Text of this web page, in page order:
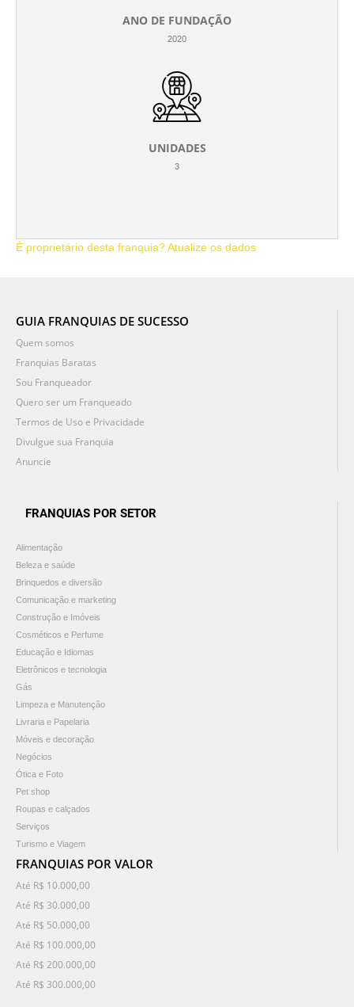
ANO DE FUNDAÇÃO
2020
UNIDADES
3
É proprietário desta franquia? Atualize os dados
GUIA FRANQUIAS DE SUCESSO
Quem somos
Franquias Baratas
Sou Franqueador
Quero ser um Franqueado
Termos de Uso e Privacidade
Divulgue sua Franquia
Anuncie
FRANQUIAS POR SETOR
Alimentação
Beleza e saúde
Brinquedos e diversão
Comunicação e marketing
Construção e Imóveis
Cosméticos e Perfume
Educação e Idiomas
Eletrônicos e tecnologia
Gás
Limpeza e Manutenção
Livraria e Papelaria
Móveis e decoração
Negócios
Ótica e Foto
Pet shop
Roupas e calçados
Serviços
Turismo e Viagem
FRANQUIAS POR VALOR
Até R$ 10.000,00
Até R$ 30.000,00
Até R$ 50.000,00
Até R$ 100.000,00
Até R$ 200.000,00
Até R$ 300.000,00